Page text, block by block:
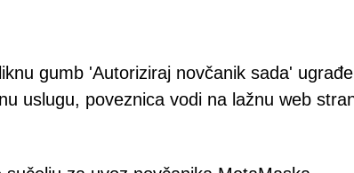
gumb 'Autoriziraj novčanik sada'
uslugu, poveznica vodi na lažnu web